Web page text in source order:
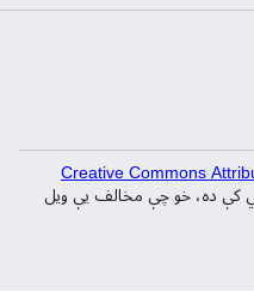
Creative Commons
ده، خو چې مخالف يې ويل